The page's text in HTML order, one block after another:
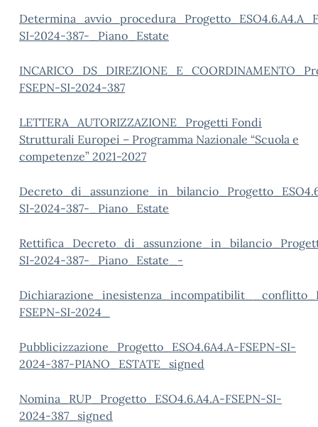
SI-2024-387-_Piano_Estate
FSEPN-SI-2024-387
LETTERA_AUTORIZZAZIONE_Progetti Fondi
Strutturali Europei – Programma Nazionale “Scuola e
competenze” 2021-2027
SI-2024-387-_Piano_Estate
SI-2024-387-_Piano_Estate_-
FSEPN-SI-2024_
Pubblicizzazione_Progetto_ESO4.6A4.A-FSEPN-SI-
2024-387-PIANO_ESTATE_signed
Nomina_RUP_Progetto_ESO4.6.A4.A-FSEPN-SI-
2024-387_signed